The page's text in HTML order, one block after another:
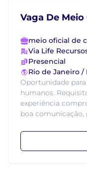
Vaga De
meio oficial de
Via Life
Presencial
Rio de Janeiro /
Oportunidade
humanos.
experiência
boa comunicação,